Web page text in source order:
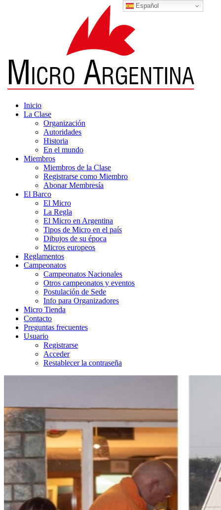
Inicio
La Clase
Organización
Autoridades
Historia
En el mundo
Miembros
Miembros de la Clase
Registrarse como Miembro
Abonar Membresía
El Barco
El Micro
La Regla
El Micro en Argentina
Tipos de Micro en el país
Dibujos de su época
Micros europeos
Reglamentos
Campeonatos
Campeonatos Nacionales
Otros campeonatos y eventos
Postulación de Sede
Info para Organizadores
Micro Tienda
Contacto
Preguntas frecuentes
Usuario
Registrarse
Acceder
Restablecer la contraseña
Español